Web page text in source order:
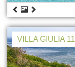
VILLA GIULIA 11